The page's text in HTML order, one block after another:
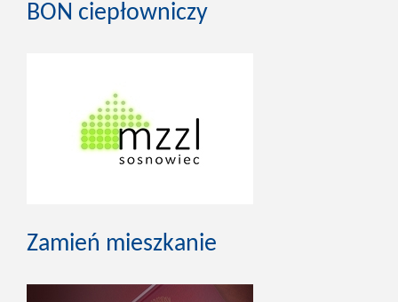
BON ciepłowniczy
Zamień mieszkanie